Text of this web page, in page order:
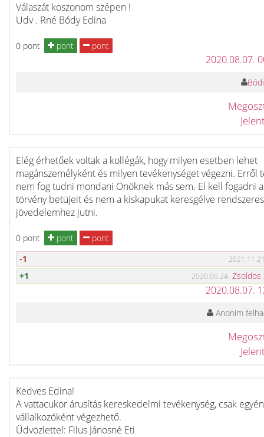
Válaszát koszonom szépen !
Udv . Rné Bódy Edina
0 pont pont pont
2020.08.07.
Elég érhetőek voltak a kollégák, hogy milyen esetben lehet
magánszemélyként és milyen tevékenységet végezni. Erről
nem fog tudni mondani Önöknek más sem. El kell fogadni a
törvény betüjeit és nem a kiskapukat keresgélve rendszeres
jövedelemhez jutni.
0 pont pont
pont
-1
+1 2020.09.24. Zsoldos
2020.08.07.
Anonim
Kedves Edina!
A vattacukor árusítás kereskedelmi tevékenység, csak
vállalkozóként végezhető.
Üdvözlettel: Filus Jánosné Eti